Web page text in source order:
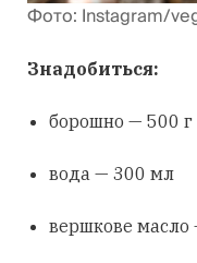
Фото: Іnstagram/
Знадобиться:
борошно — 500 г
вода — 300 мл
вершкове масло